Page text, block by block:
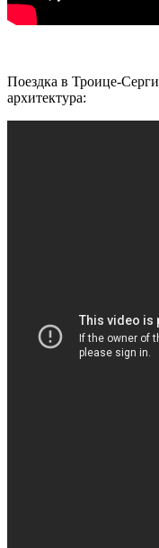
Поездка в Троице-
архитектура: